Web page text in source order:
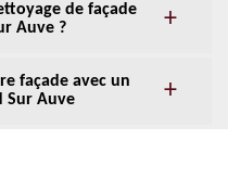
de façade
Auve ?
façade avec un
Sur Auve